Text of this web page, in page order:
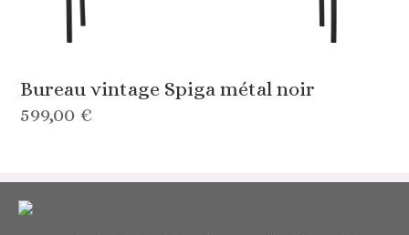
Bureau vintage Spiga métal noir
599,00 €